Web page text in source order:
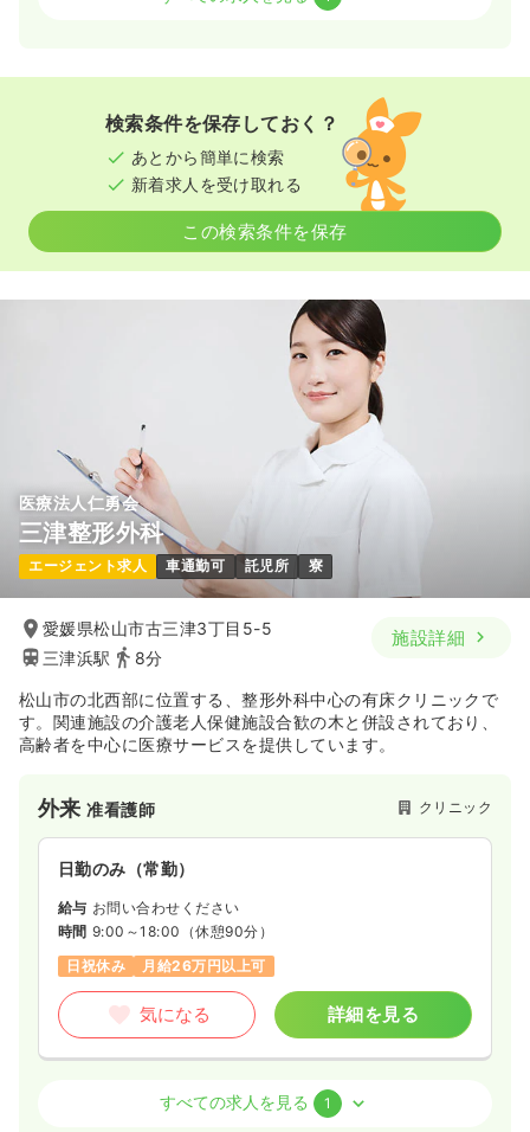
8:30～12:30
日祝休み
ブランク可 第二新卒可 時給1,100円以上可
気になる 詳細を見る
検索条件を保存しておく？
あとから簡単に検索
新着求人を受け取れる
この検索条件を保存
医療法人仁勇会
三津整形外科
エージェント求人 車通勤可 託児所 寮
愛媛県松山市古三津3丁目5-5
三津浜駅
8分
施設詳細
松山市の北西部に位置する、整形外科中心の有床クリニックで
す。関連施設の介護老人保健施設合歓の木と併設されており、
高齢者を中心に医療サービスを提供しています。
外来准看護師 クリニック
日勤のみ（常勤）
給与 お問い合わせください
時間 9:00～18:00 （休憩90分）
日祝休み
月給26万円以上可
気になる 詳細を見る
すべての求人を見る 1